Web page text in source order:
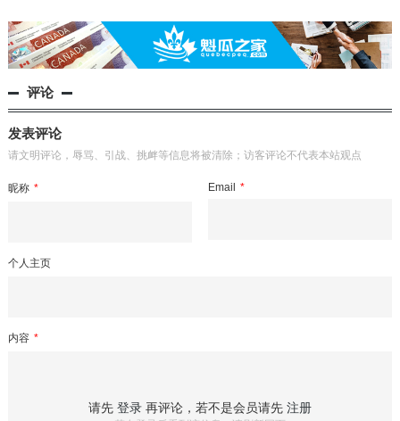
评论
发表评论
请文明评论，辱骂、引战、挑衅等信息将被清除；访客评论不代表本站观点
昵称 * Email *
个人主页
内容 *
请先 登录再评论，若不是会员请先 注册